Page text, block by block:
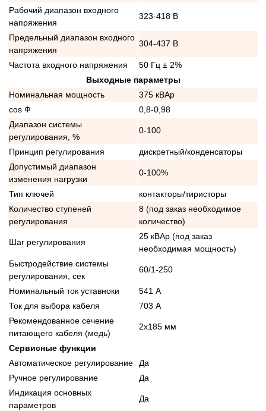
Рабочий диапазон входного
напряжения
323-418 В
Предельный диапазон входного
напряжения
304-437 В
Частота входного напряжения
50 Гц ± 2%
Выходные параметры
Номинальная мощность
375 кВАр
cos Ф
0,8-0,98
Диапазон системы
регулирования, %
0-100
Принцип регулирования
дискретный/конденсаторы
Допустимый диапазон
изменения нагрузки
0-100%
Тип ключей
контакторы/тиристоры
Количество ступеней
регулирования
8 (под заказ необходимое
количество)
Шаг регулирования
25 кВАр (под заказ
необходимая мощность)
Быстродействие системы
регулирования, сек
60/1-250
Номинальный ток уставноки
541 А
Ток для выбора кабеля
703 А
Рекомендованное сечение
питающего кабеля (медь)
2x185 мм
Сервисные функции
Автоматическое регулирование
Да
Ручное регулирование
Да
Индикация основных
параметров
Да